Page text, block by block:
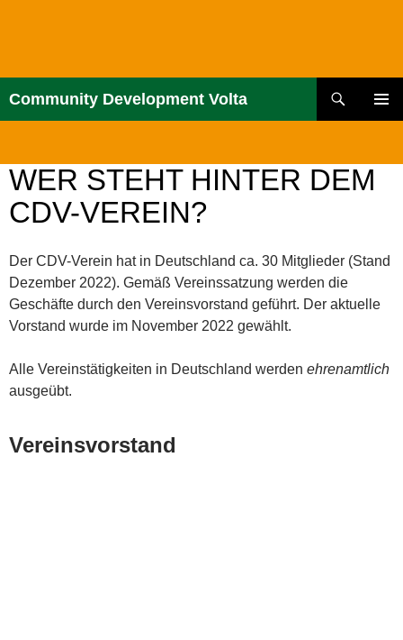
Community Development Volta
WER STEHT HINTER DEM
CDV-VEREIN?
Der CDV-Verein hat in Deutschland ca. 30 Mitglieder (Stand
Dezember 2022). Gemäß Vereinssatzung werden die
Geschäfte durch den Vereinsvorstand geführt. Der aktuelle
Vorstand wurde im November 2022 gewählt.
Alle Vereinstätigkeiten in Deutschland werden ehrenamtlich
ausgeübt.
Vereinsvorstand